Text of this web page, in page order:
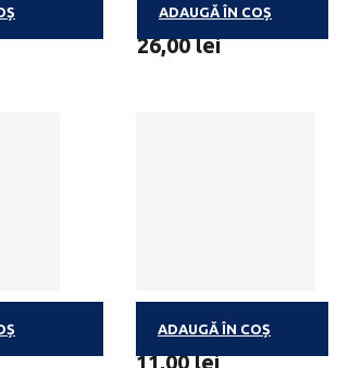
ADAUGĂ ÎN COȘ
26,00lei
ADAUGĂ ÎN COȘ
11,00lei